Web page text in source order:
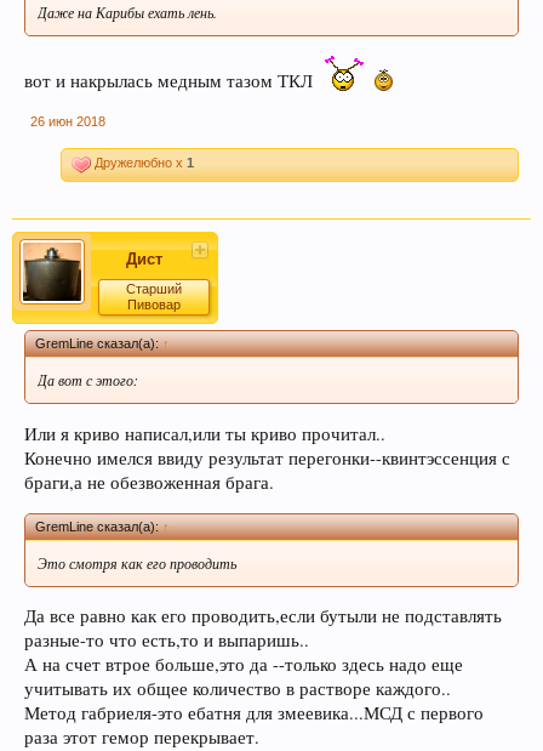
Если Вам нравится наш сайт, форум и
интернет-магазин, пожалуйста, поделитесь
ссылкой в соц сетях и в соц закладках. Тем
самым нас станет больше :) Спасибо!
Любое общение, которое не по-теме ПРОШУ
переносить вчат.
Даже на Карибы ехать лень.
вот и накрылась медным тазом ТКЛ
26 июн 2018
Дружелюбно x 1
Дист
Старший
Пивовар
GremLine сказал(а):↑
Да вот с этого:
Или я криво написал,или ты криво прочитал..
Конечно имелся ввиду результат перегонки--квинтэссенция с
браги,а не обезвоженная брага.
GremLine сказал(а):↑
Это смотря как его проводить
Да все равно как его проводить,если бутыли не подставлять
разные-то что есть,то и выпаришь..
А на счет втрое больше,это да --только здесь надо еще
учитывать их общее количество в растворе каждого..
Метод габриеля-это ебатня для змеевика...МСД с первого
раза этот гемор перекрывает.